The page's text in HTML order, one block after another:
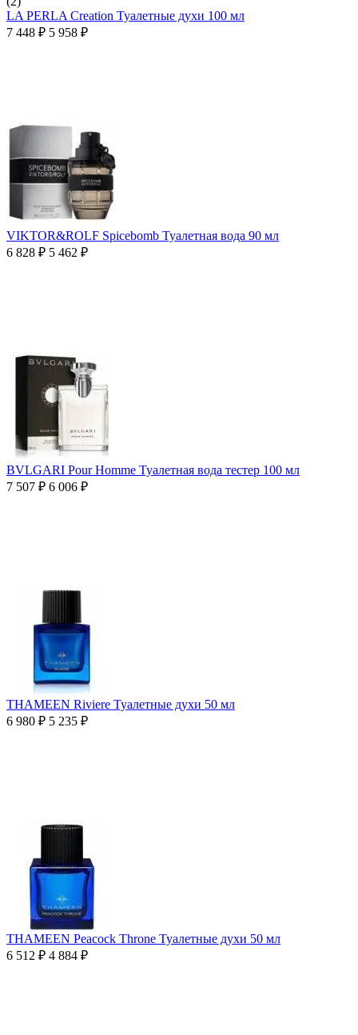
LA PERLA Creation Туалетные духи 100 мл
7 448 ₽ 5 958 ₽
VIKTOR&ROLF Spicebomb Туалетная вода 90 мл
6 828 ₽ 5 462 ₽
BVLGARI Pour Homme Туалетная вода тестер 100 мл
7 507 ₽ 6 006 ₽
THAMEEN Riviere Туалетные духи 50 мл
6 980 ₽ 5 235 ₽
THAMEEN Peacock Throne Туалетные духи 50 мл
6 512 ₽ 4 884 ₽